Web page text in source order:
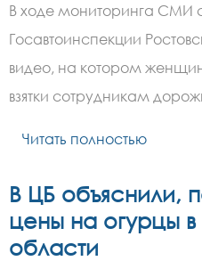
В ходе мониторинга СМИ
Госавтоинспекции
видео, на котором
взятки сотрудникам
Читать полностью
В ЦБ объяснили,
цены на огурцы в
области